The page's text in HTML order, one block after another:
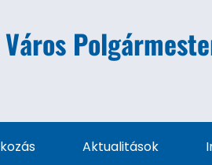
Aktualitások